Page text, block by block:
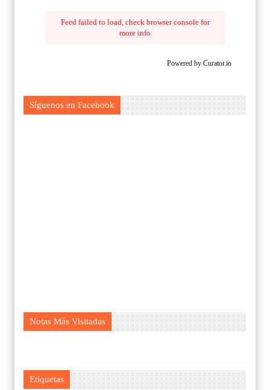
Feed failed to load, check browser console for
more info
Powered by Curator.io
Síguenos en Facebook
Notas Más Visitadas
Etiquetas